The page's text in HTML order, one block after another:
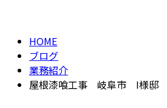
HOME
ブログ
業務紹介
屋根漆喰工事 岐阜市 I様邸